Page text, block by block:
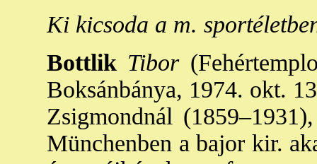
Ki kicsoda a m.
Bottlik Tibor
Boksánbánya, 1974. okt.
Zsigmondnál
Münchenben a bajor kir.